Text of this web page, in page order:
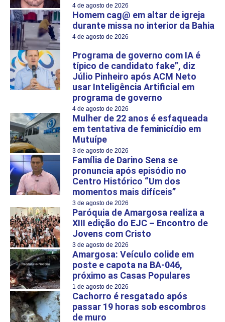
4 de agosto de 2026
Homem cag@ em altar de igreja
durante missa no interior da Bahia
4 de agosto de 2026
Programa de governo com IA é
típico de candidato fake”, diz
Júlio Pinheiro após ACM Neto
usar Inteligência Artificial em
programa de governo
4 de agosto de 2026
Mulher de 22 anos é esfaqueada
em tentativa de feminicídio em
Mutuípe
3 de agosto de 2026
Família de Darino Sena se
pronuncia após episódio no
Centro Histórico “Um dos
momentos mais difíceis”
3 de agosto de 2026
Paróquia de Amargosa realiza a
XIII edição do EJC – Encontro de
Jovens com Cristo
3 de agosto de 2026
Amargosa: Veículo colide em
poste e capota na BA-046,
próximo as Casas Populares
1 de agosto de 2026
Cachorro é resgatado após
passar 19 horas sob escombros
de muro